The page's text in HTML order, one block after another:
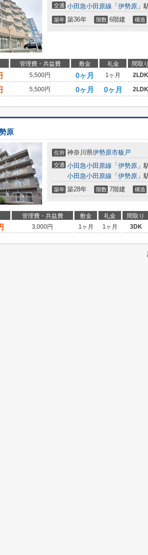
交通 小田急小田原線 「 伊勢原 」
築年 築36年 階数 6階建 構造
管理費・共益費 敷金 礼金 間取り
5,500円 0ヶ月 1ヶ月 2LDK
5,500円 0ヶ月 0ヶ月 2LDK
原
住所 神奈川県伊勢原市板戸
交通 小田急小田原線 「 伊勢原 」
小田急小田原線 「 伊勢原 」
築年 築28年 階数 7階建 構造
管理費・共益費 敷金 礼金 間取り
3,000円 1ヶ月 1ヶ月 3DK